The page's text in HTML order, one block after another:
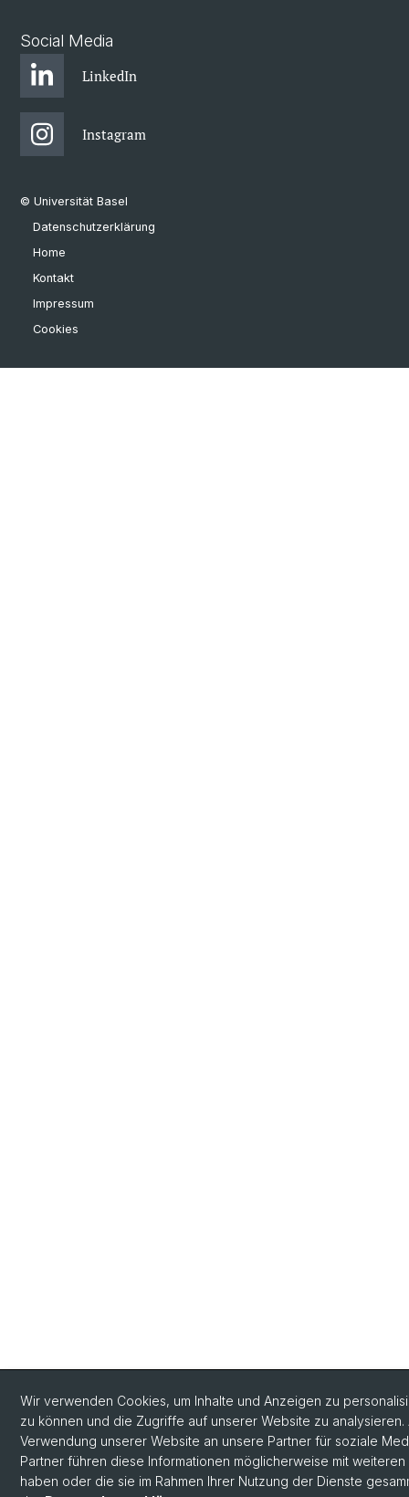
Social Media
LinkedIn
Instagram
© Universität Basel
Datenschutzerklärung
Home
Kontakt
Impressum
Cookies
Wir verwenden Cookies, um Inhalte und Anzeigen zu
zu können und die Zugriffe auf unserer Website zu
Verwendung unserer Website an unsere Partner für soziale
Partner führen diese Informationen möglicherweise mit
haben oder die sie im Rahmen Ihrer Nutzung der Dienste